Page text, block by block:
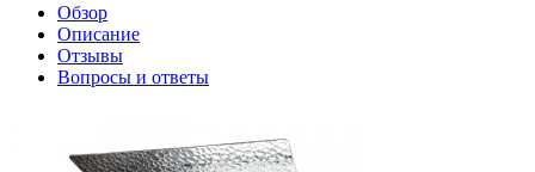
Обзор
Описание
Отзывы
Вопросы и ответы